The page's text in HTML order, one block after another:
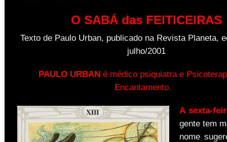
O SABÁ das FEITICEIRAS
Texto de Paulo Urban, publicado na Revista Planeta,
julho/2001
PAULO URBANé médico psiquiatra e
Encantamento.
A sexta-
gente tem
nome